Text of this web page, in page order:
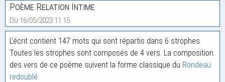
Poème Relation Intime
Du 16/05/2023 11:15
L'écrit contient 147 mots qui sont répartis dans 6 strophes.
Toutes les strophes sont composés de 4 vers. La composition
des vers de ce poème suivent la forme classique du Rondeau
redoublé